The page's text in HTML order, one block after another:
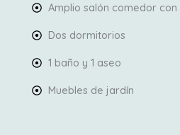
Amplio salón comedor con
Dos dormitorios
1 baño y 1 aseo
Muebles de jardín